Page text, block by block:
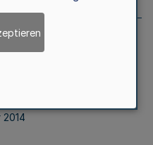
des Landes
-
2014